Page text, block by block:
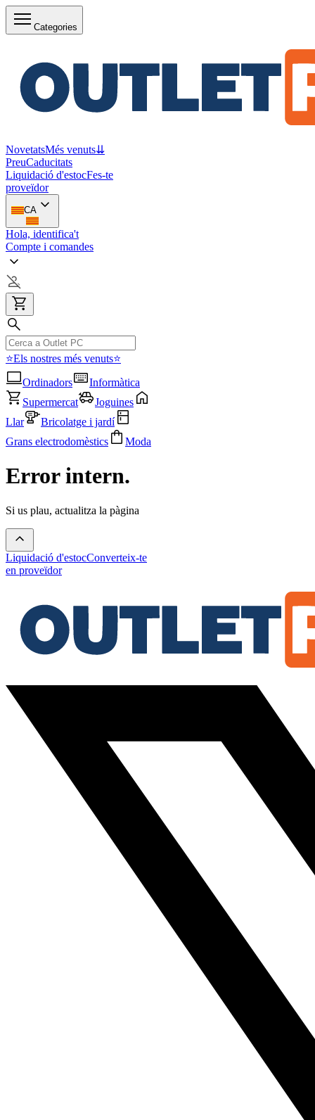
Categories
NovetatsMés venuts⇊
PreuCaducitats
Liquidació d'estocFes-te
proveïdor
CA
Hola, identifica't
Compte i comandes
⭐Els nostres més venuts⭐
Ordinadors
Informàtica
Supermercat
Joguines
Llar
Bricolatge i jardí
Grans electrodomèstics
Moda
Error intern.
Si us plau, actualitza la pàgina
Liquidació d'estocConverteix-te
en proveïdor